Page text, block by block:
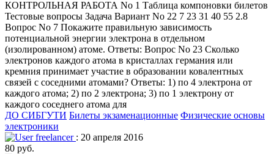
КОНТРОЛЬНАЯ РАБОТА No 1 Таблица компоновки билетов
Тестовые вопросы Задача Вариант No 22 7 23 31 40 55 2.8
Вопрос No 7 Покажите правильную зависимость
потенциальной энергии электрона в отдельном
(изолированном) атоме. Ответы: Вопрос No 23 Сколько
электронов каждого атома в кристаллах германия или
кремния принимает участие в образовании ковалентных
связей с соседними атомами? Ответы: 1) по 4 электрона от
каждого атома; 2) по 2 электрона; 3) по 1 электрону от
каждого соседнего атома для
ДО СИБГУТИ Билеты экзаменационные Физические основы
электроники
freelancer : 20 апреля 2016
80 руб.